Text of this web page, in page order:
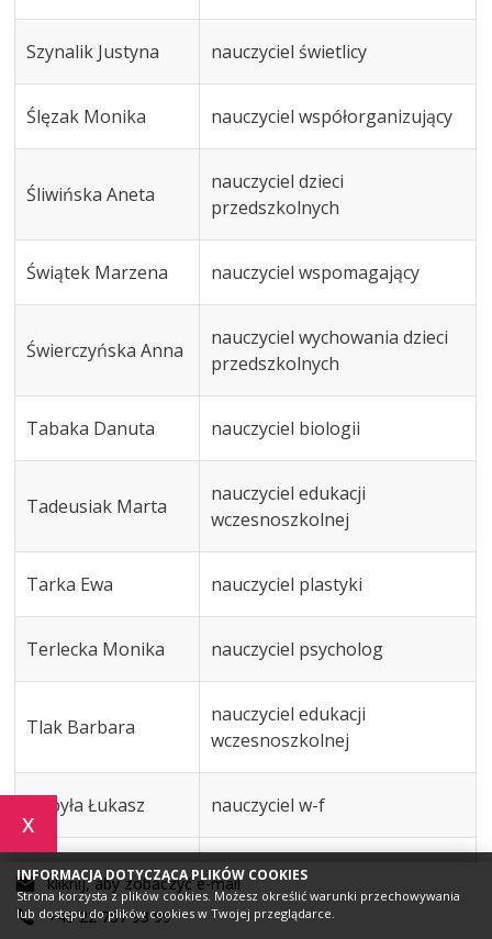
x
INFORMACJA DOTYCZĄCA PLIKÓW COOKIES
Strona korzysta z plików cookies. Możesz określić warunki przechowywania
lub dostępu do plików cookies w Twojej przeglądarce.
kliknij, aby zobaczyć e-mail
+48 22 757 93 99
Szynalik Justyna nauczyciel świetlicy
Ślęzak Monika nauczyciel współorganizujący
Śliwińska Aneta
nauczyciel dzieci
przedszkolnych
Świątek Marzena nauczyciel wspomagający
Świerczyńska Anna
nauczyciel wychowania dzieci
przedszkolnych
Tabaka Danuta nauczyciel biologii
Tadeusiak Marta
nauczyciel edukacji
wczesnoszkolnej
Tarka Ewa nauczyciel plastyki
Terlecka Monika nauczyciel psycholog
Tlak Barbara
nauczyciel edukacji
wczesnoszkolnej
Topyła Łukasz nauczyciel w-f
Trębicka Joanna nauczyciel współorganizujący